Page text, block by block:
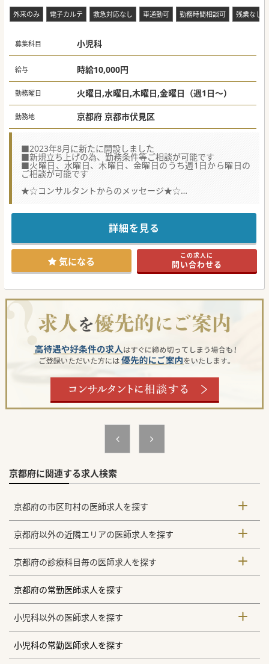
外来のみ 電子カルテ 救急対応なし 車通勤可 勤務時間相談可 残業なし
募集科目 小児科
給与 時給10,000円
勤務曜日 火曜日,水曜日,木曜日,金曜日（週1日～）
勤務地 京都府 京都市伏見区
■2023年8月に新たに開設しました
■新規立ち上げの為、勤務条件等ご相談が可能です
■火曜日、水曜日、木曜日、金曜日のうち週1日から曜日の
ご相談が可能です
★☆コンサルタントからのメッセージ★☆
☆最寄り駅から徒歩3分程度とアクセス抜群です
ただけます
☆子育て中の医師にもおすすめです
詳細を見る
気になる この求人に
問い合わせる
京都府に関連する求人検索
京都府の市区町村の医師求人を探す
京都府以外の近隣エリアの医師求人を探す
京都府の診療科目毎の医師求人を探す
京都府の常勤医師求人を探す
小児科以外の医師求人を探す
小児科の常勤医師求人を探す